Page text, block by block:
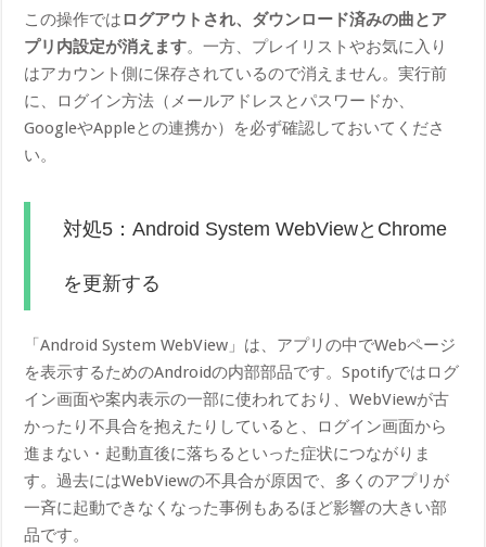
この操作ではログアウトされ、ダウンロード済みの曲とア
プリ内設定が消えます。一方、プレイリストやお気に入り
はアカウント側に保存されているので消えません。実行前
に、ログイン方法（メールアドレスとパスワードか、
GoogleやAppleとの連携か）を必ず確認しておいてくださ
い。
対処5：Android System WebViewとChrome
を更新する
「Android System WebView」は、アプリの中でWebページ
を表示するためのAndroidの内部部品です。Spotifyではログ
イン画面や案内表示の一部に使われており、WebViewが古
かったり不具合を抱えたりしていると、ログイン画面から
進まない・起動直後に落ちるといった症状につながりま
す。過去にはWebViewの不具合が原因で、多くのアプリが
一斉に起動できなくなった事例もあるほど影響の大きい部
品です。